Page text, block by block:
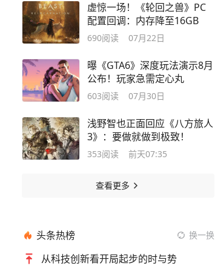
虚惊一场！《轮回之兽》PC
配置回调：内存降至16GB
690阅读 07月22日
曝《GTA6》深度玩法演示8月
公布！玩家急需定心丸
603阅读 07月30日
浅野智也正面回应《八方旅人
3》：要做就做到极致！
353阅读 前天07:35
查看更多
头条热榜 换一换
从科技创新看开局起步的时与势